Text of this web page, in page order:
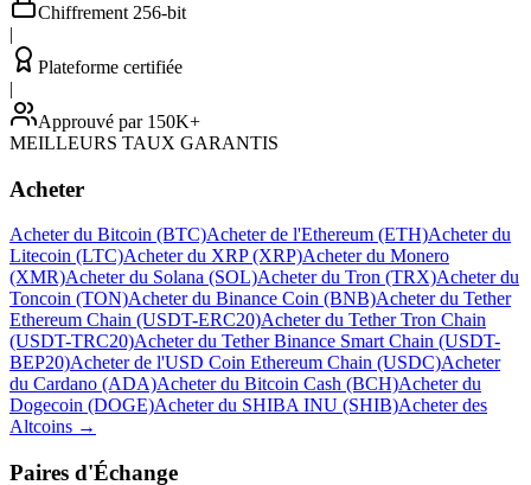
Chiffrement 256-bit
|
Plateforme certifiée
|
Approuvé par 150K+
MEILLEURS TAUX GARANTIS
Acheter
Acheter du Bitcoin (BTC)Acheter de l'Ethereum (ETH)Acheter du
Litecoin (LTC)Acheter du XRP (XRP)Acheter du Monero
(XMR)Acheter du Solana (SOL)Acheter du Tron (TRX)Acheter du
Toncoin (TON)Acheter du Binance Coin (BNB)Acheter du Tether
Ethereum Chain (USDT-ERC20)Acheter du Tether Tron Chain
(USDT-TRC20)Acheter du Tether Binance Smart Chain (USDT-
BEP20)Acheter de l'USD Coin Ethereum Chain (USDC)Acheter
du Cardano (ADA)Acheter du Bitcoin Cash (BCH)Acheter du
Dogecoin (DOGE)Acheter du SHIBA INU (SHIB)Acheter des
Altcoins →
Paires d'Échange